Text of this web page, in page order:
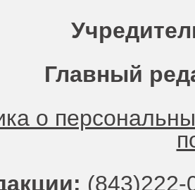
Главный
о